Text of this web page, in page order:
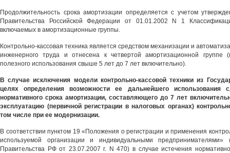
Продолжительность срока амортизации определяется с учетом
Правительства Российской Федерации от 01.01.2002 N 1
включаемых в амортизационные группы.
Контрольно-кассовая техника является средством механизации и
инженерного труда и отнесена к четвертой амортизационной группе
полезного использования свыше 5 лет до 7 лет включительно).
В случае исключения модели контрольно-кассовой техники из
целях определения возможности ее дальнейшего использования
нормативного срока амортизации, составляющего до 7 лет
эксплуатацию (первичной регистрации в налоговых органах)
том числе при ее модернизации.
В соответствии пунктом 19 «Положения о регистрации и применения
используемой организации и индивидуальными предпринимателями»
Правительства РФ от 23.07.2007 г. N 470) в случае истечения